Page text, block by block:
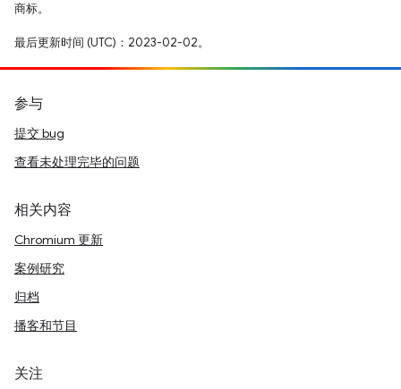
商标。
最后更新时间 (UTC)：2023-02-02。
参与
提交 bug
查看未处理完毕的问题
相关内容
Chromium 更新
案例研究
归档
播客和节目
关注